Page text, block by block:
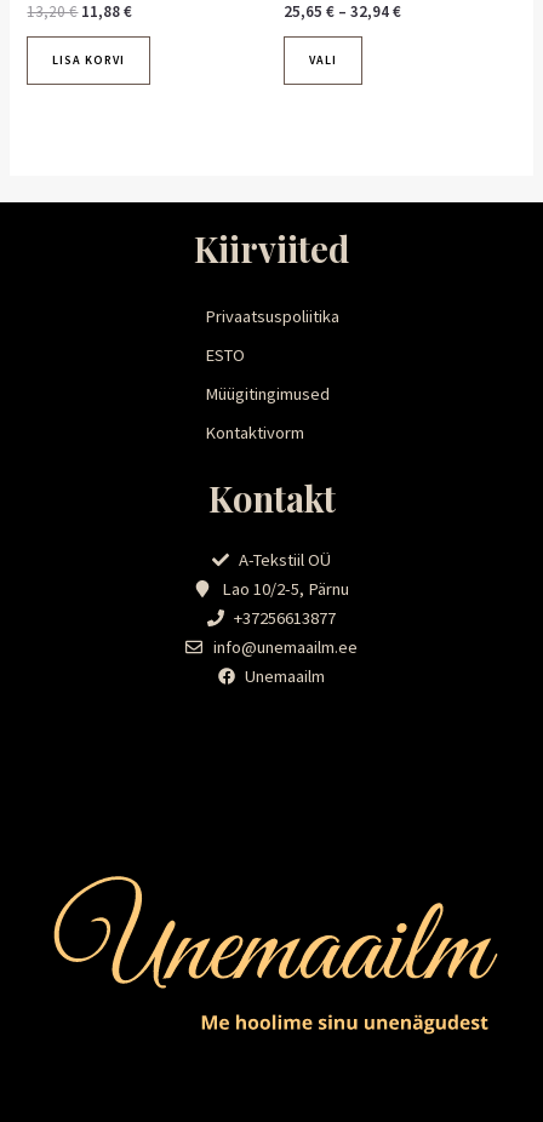
13,20€ 11,88€
LISA KORVI
25,65 € – 32,94€
VALI
Kiirviited
Privaatsuspoliitika
ESTO
Müügitingimused
Kontaktivorm
Kontakt
A-Tekstiil OÜ
Lao 10/2-5, Pärnu
+37256613877
info@unemaailm.ee
Unemaailm